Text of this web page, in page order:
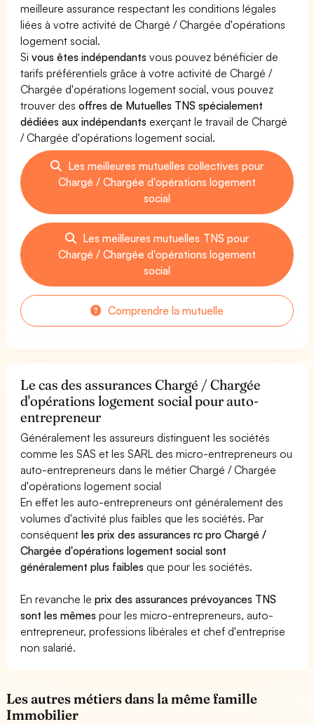
meilleure assurance respectant les conditions légales
liées à votre activité de Chargé / Chargée d'opérations
logement social.
Sivous êtes indépendants vous pouvez bénéficier de
tarifs préférentiels grâce à votre activité de Chargé /
Chargée d'opérations logement social, vous pouvez
trouver desoffres de Mutuelles TNS spécialement
dédiées aux indépendants exerçant le travail de Chargé
/ Chargée d'opérations logement social.
Les meilleures mutuelles collectives pour
Chargé / Chargée d'opérations logement
social
Les meilleures mutuelles TNS pour
Chargé / Chargée d'opérations logement
social
Comprendre la mutuelle
Le cas des assurances Chargé / Chargée
d'opérations logement social pour auto-
entrepreneur
Généralement les assureurs distinguent les sociétés
comme les SAS et les SARL des micro-entrepreneurs ou
auto-entrepreneurs dans le métier Chargé / Chargée
d'opérations logement social
En effet les auto-entrepreneurs ont généralement des
volumes d'activité plus faibles que les sociétés. Par
conséquentles prix des assurances rc pro Chargé /
Chargée d'opérations logement social sont
généralement plus faibles que pour les sociétés.
En revanche leprix des assurances prévoyances TNS
sont les mêmes pour les micro-entrepreneurs, auto-
entrepreneur, professions libérales et chef d'entreprise
non salarié.
Les autres métiers dans la même famille
Immobilier